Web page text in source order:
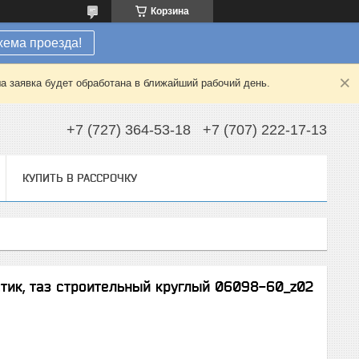
Корзина
проезда!
будет обработана в ближайший рабочий день.
+7 (727) 364-53-18 +7 (707) 222-17-13
КУПИТЬ В РАССРОЧКУ
таз строительный круглый 06098-60_z02